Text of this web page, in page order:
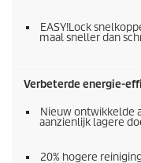
EASY!Lock
maal sneller dan
Verbeterde energie-
Nieuw ontwikkelde
aanzienlijk lagere
20% hogere